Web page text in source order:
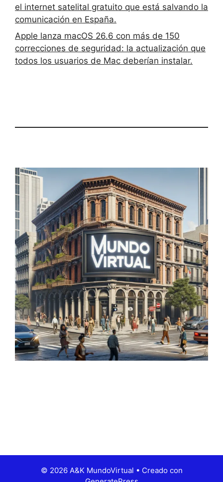
el internet satelital gratuito que está salvando la
comunicación en España.
Apple lanza macOS 26.6 con más de 150
correcciones de seguridad: la actualización que
todos los usuarios de Mac deberían instalar.
© 2026 A&K MundoVirtual • Creado con